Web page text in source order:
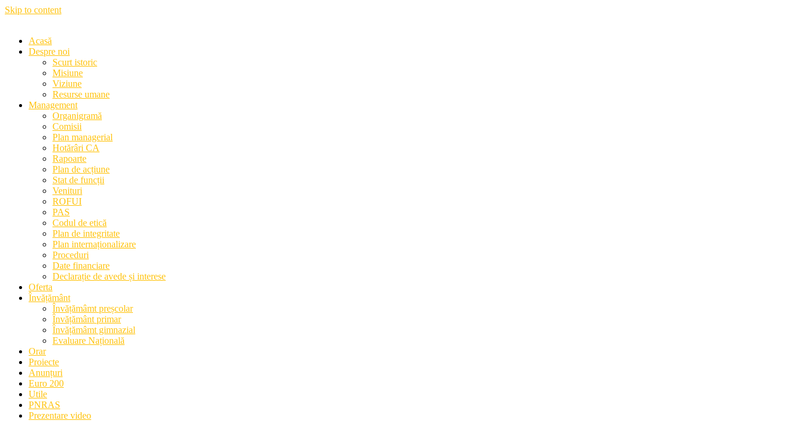
Skip to content
Acasă
Despre noi
Scurt istoric
Misiune
Viziune
Resurse umane
Management
Organigramă
Comisii
Plan managerial
Hotărâri CA
Rapoarte
Plan de acțiune
Stat de funcții
Venituri
ROFUI
PAS
Codul de etică
Plan de integritate
Plan internaționalizare
Proceduri
Date financiare
Declarație de avede și interese
Oferta
Învățământ
Învățămâmt preșcolar
Învățământ primar
Învățămâmt gimnazial
Evaluare Națională
Orar
Proiecte
Anunțuri
Euro 200
Utile
PNRAS
Prezentare video